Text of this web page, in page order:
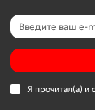
Я прочитал(а) и